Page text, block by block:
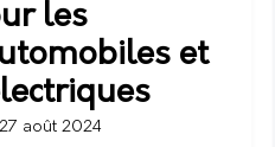
les
et
27 août 2024